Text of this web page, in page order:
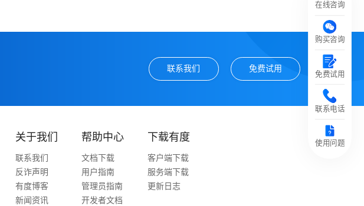
联系我们 免费试用
在线咨询
购买咨询
免费试用
联系电话
使用问题
关于我们
联系我们
反诈声明
有度博客
新闻资讯
帮助中心
文档下载
用户指南
管理员指南
开发者文档
下载有度
客户端下载
服务端下载
更新日志